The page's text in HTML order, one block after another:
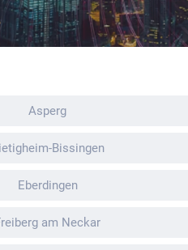
Asperg
Bissingen
Eberdingen
am Neckar